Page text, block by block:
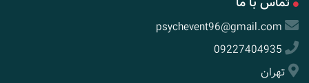
psychevent96@gmail.com
09227404935
تهران